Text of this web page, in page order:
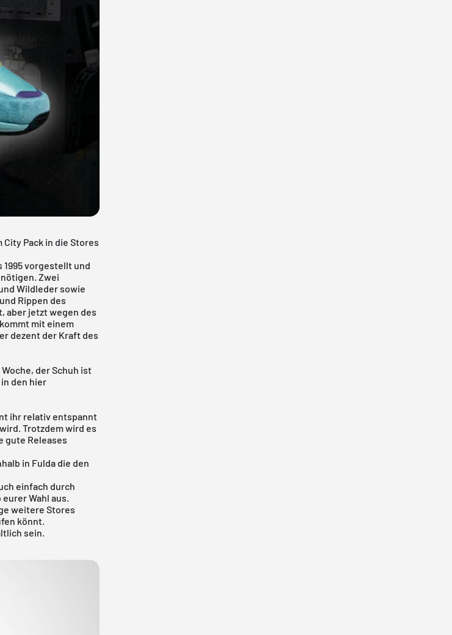
City Pack in die Stores
1995 vorgestellt und
Zwei
Wildleder sowie
Rippen des
aber jetzt wegen des
mit einem
dezent der Kraft des
der Schuh ist
den hier
ihr relativ entspannt
Trotzdem wird es
gute Releases
in Fulda die den
einfach durch
Wahl aus.
weitere Stores
könnt.
sein.